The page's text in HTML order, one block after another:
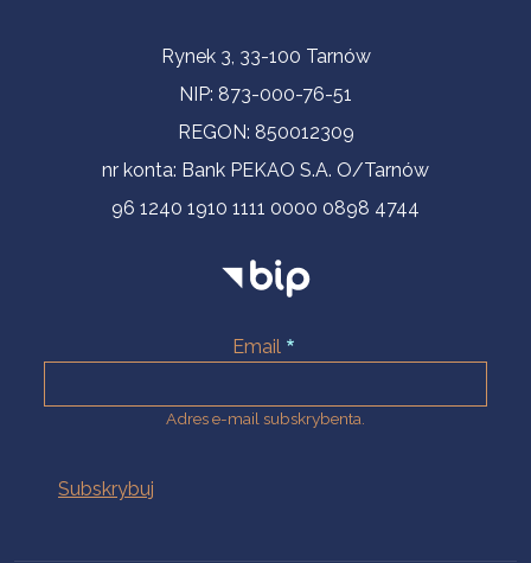
Informacje kontaktoweRynek 3, 33-100 Tarnów
NIP: 873-000-76-51
REGON: 850012309
nr konta: Bank PEKAO S.A. O/Tarnów
96 1240 1910 1111 0000 0898 4744
Email
Adres e-mail subskrybenta.